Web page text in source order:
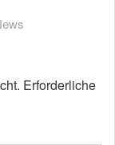
Erforderliche